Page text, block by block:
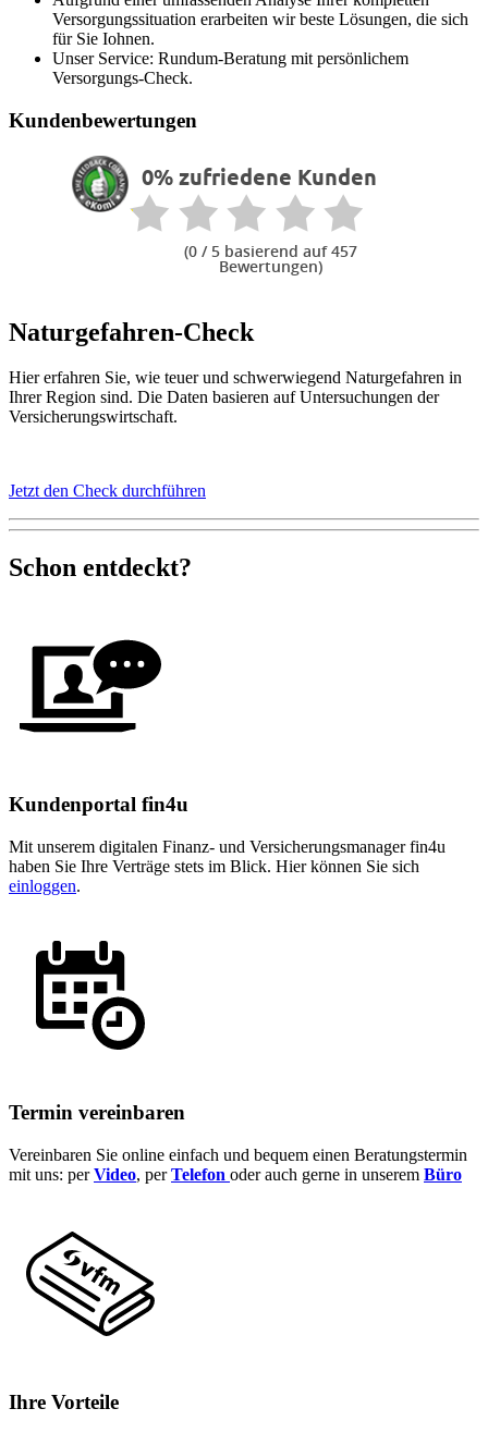
Versorgungssituation erarbeiten wir beste Lösungen, die sich
für Sie Iohnen.
Unser Service: Rundum-Beratung mit persönlichem
Versorgungs-Check.
Kundenbewertungen
0% zufriedene Kunden
(0/ 5 basierend auf 457
Bewertungen)
Naturgefahren-Check
Hier erfahren Sie, wie teuer und schwerwiegend Naturgefahren in
Ihrer Region sind. Die Daten basieren auf Untersuchungen der
Versicherungswirtschaft.
Jetzt den Check durchführen
Schon entdeckt?
Kundenportal fin4u
Mit unserem digitalen Finanz- und Versicherungsmanager fin4u
haben Sie Ihre Verträge stets im Blick. Hier können Sie sich
einloggen.
Termin vereinbaren
Vereinbaren Sie online einfach und bequem einen Beratungstermin
mit uns: perVideo, perTelefon oder auch gerne in unserem Büro
Ihre Vorteile